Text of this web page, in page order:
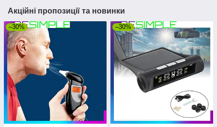
Акційні пропозиції та новинки
–30% –30%